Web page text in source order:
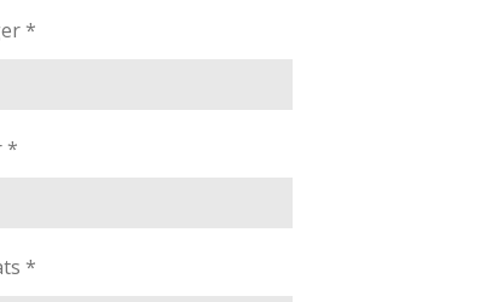
*
*
*